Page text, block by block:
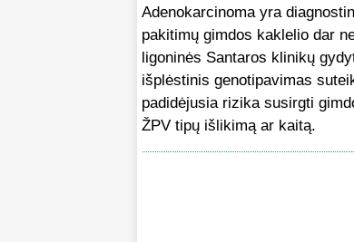
Adenokarcinoma yra
pakitimų gimdos kaklelio dar
ligoninės Santaros klinikų
išplėstinis genotipavimas
padidėjusia rizika susirgti
ŽPV tipų išlikimą ar kaitą.